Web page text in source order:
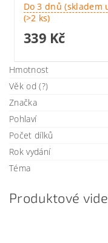
Do 3 dnů (skladem
(>2 ks)
339 Kč
Hmotnost
Věk od (?)
Značka
Pohlaví
Počet dílků
Rok vydání
Téma
Produktové